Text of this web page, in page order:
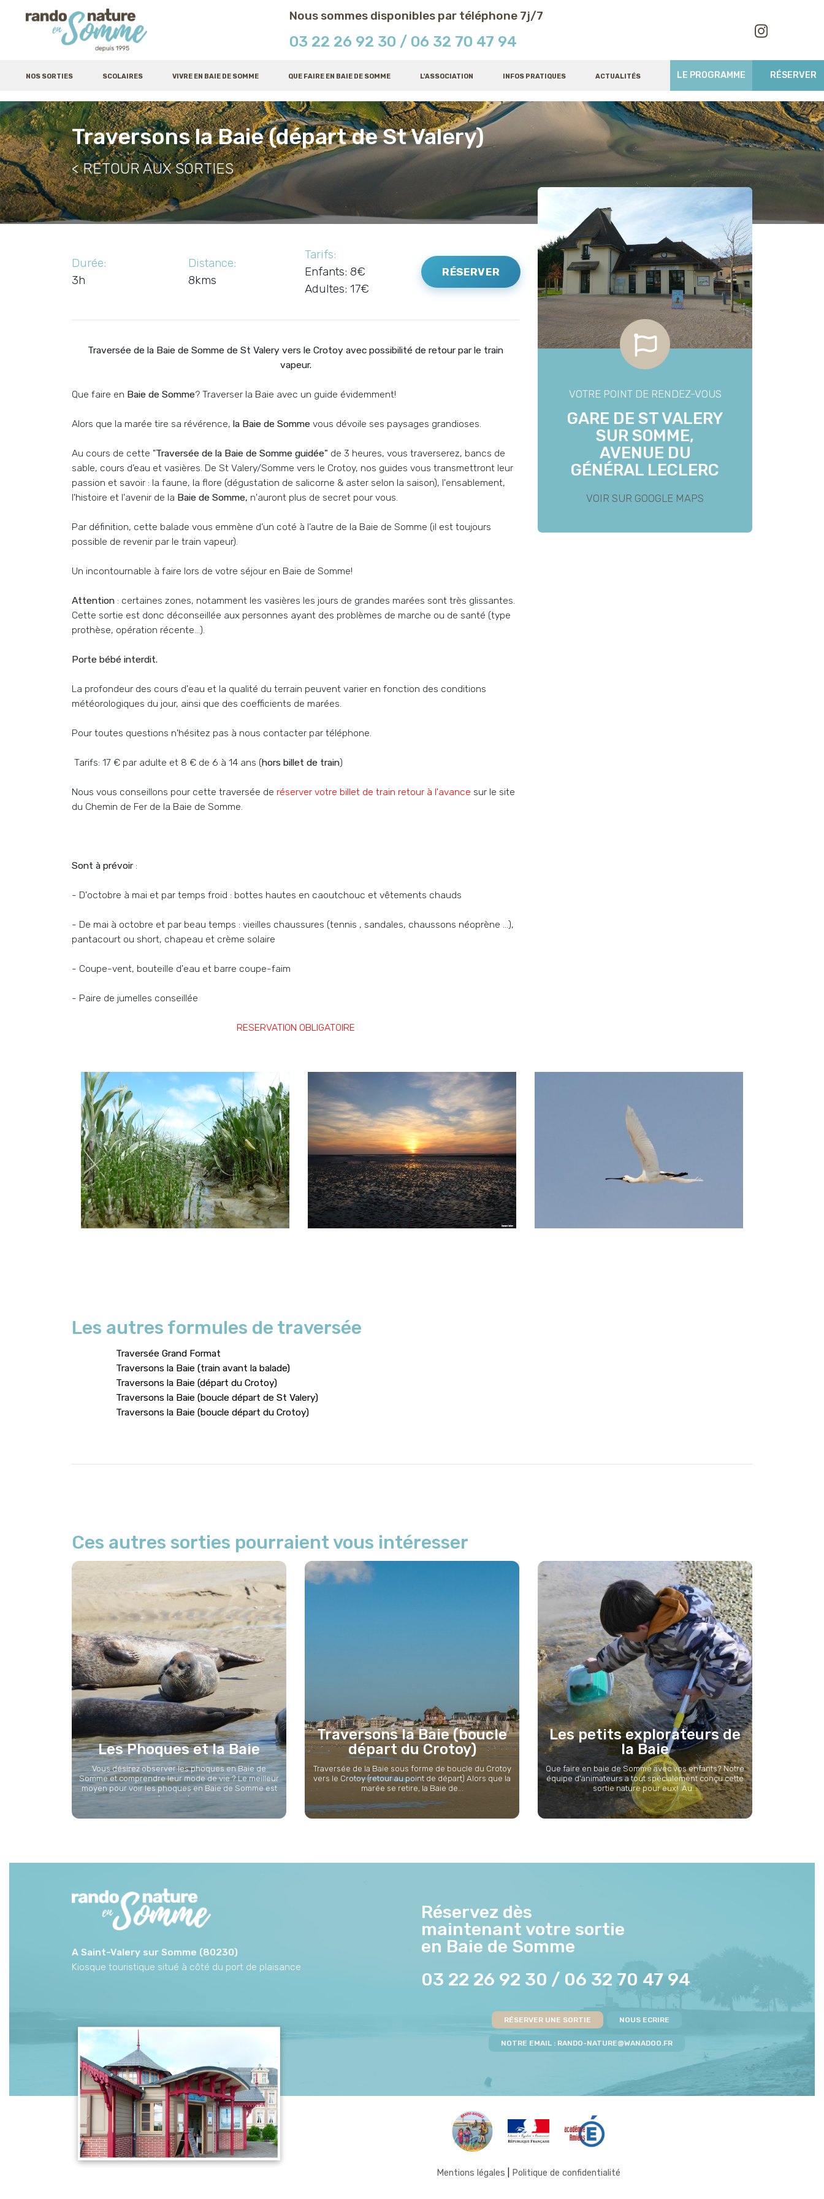
Nous sommes disponibles par téléphone 7j/7
03 22 26 92 30 / 06 32 70 47 94
NOS SORTIES SCOLAIRES VIVRE EN BAIE DE SOMME QUE FAIRE EN BAIE DE SOMME L'ASSOCIATION INFOS PRATIQUES ACTUALITÉS LE PROGRAMME RÉSERVER
Traversons la Baie (départ de St Valery)
RETOUR AUX SORTIES
Durée:
3h
Distance:
8kms
Tarifs:
Enfants: 8€
Adultes: 17€
RÉSERVER
Traversée de la Baie de Somme de St Valery vers le Crotoy avec possibilité de retour par le train
vapeur.
Que faire en Baie de Somme? Traverser la Baie avec un guide évidemment!
Alors que la marée tire sa révérence, la Baie de Somme vous dévoile ses paysages grandioses.
Au cours de cette "Traversée de la Baie de Somme guidée" de 3 heures, vous traverserez, bancs de
sable, cours d’eau et vasières. De St Valery/Somme vers le Crotoy, nos guides vous transmettront leur
passion et savoir : la faune, la flore (dégustation de salicorne & aster selon la saison), l'ensablement,
l'histoire et l'avenir de la Baie de Somme, n'auront plus de secret pour vous.
Par définition, cette balade vous emmène d’un coté à l’autre de la Baie de Somme (il est toujours
possible de revenir par le train vapeur).
Un incontournable à faire lors de votre séjour en Baie de Somme!
Attention : certaines zones, notamment les vasières les jours de grandes marées sont très glissantes.
Cette sortie est donc déconseillée aux personnes ayant des problèmes de marche ou de santé (type
prothèse, opération récente...).
Porte bébé interdit.
La profondeur des cours d'eau et la qualité du terrain peuvent varier en fonction des conditions
météorologiques du jour, ainsi que des coefficients de marées.
Pour toutes questions n'hésitez pas à nous contacter par téléphone.
Tarifs: 17 € par adulte et 8 € de 6 à 14 ans (hors billet de train)
Nous vous conseillons pour cette traversée de réserver votre billet de train retour à l'avance sur le site
du Chemin de Fer de la Baie de Somme.
Sont à prévoir:
- D'octobre à mai et par temps froid : bottes hautes en caoutchouc et vêtements chauds
- De mai à octobre et par beau temps : vieilles chaussures (tennis , sandales, chaussons néoprène ...),
pantacourt ou short, chapeau et crème solaire
- Coupe-vent, bouteille d'eau et barre coupe-faim
- Paire de jumelles conseillée
RESERVATION OBLIGATOIRE
VOTRE POINT DE RENDEZ-VOUS
GARE DE ST VALERY
SUR SOMME,
AVENUE DU
GÉNÉRAL LECLERC
VOIR SUR GOOGLE MAPS
Les autres formules de traversée
Traversée Grand Format
Traversons la Baie (train avant la balade)
Traversons la Baie (départ du Crotoy)
Traversons la Baie (boucle départ de St Valery)
Traversons la Baie (boucle départ du Crotoy)
Ces autres sorties pourraient vous intéresser
Les Phoques et la Baie
Vous désirez observer les phoques en Baie de
Somme et comprendre leur mode de vie ? Le meilleur
moyen pour voir les phoques en Baie de Somme est
de prendre...
Traversons la Baie (boucle
départ du Crotoy)
Traversée de la Baie sous forme de boucle du Crotoy
vers le Crotoy (retour au point de départ) Alors que la
marée se retire, la Baie de...
Les petits explorateurs de
la Baie
Que faire en baie de Somme avec vos enfants? Notre
équipe d'animateurs a tout spécialement conçu cette
sortie nature pour eux! Au...
A Saint-Valery sur Somme (80230)
Kiosque touristique situé à côté du port de plaisance
Réservez dès
maintenant votre sortie
en Baie de Somme
03 22 26 92 30 / 06 32 70 47 94
RÉSERVER UNE SORTIE NOUS ECRIRE
NOTRE EMAIL : RANDO-NATURE@WANADOO.FR
Mentions légales Politique de confidentialité